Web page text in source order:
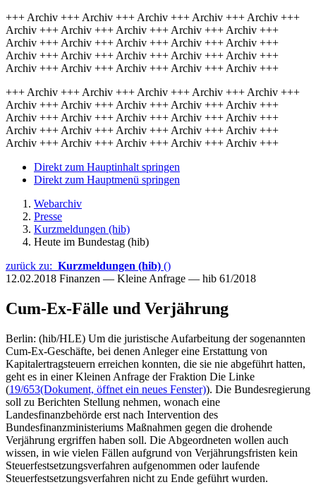
+++ Archiv +++ Archiv +++ Archiv +++ Archiv +++ Archiv +++
Archiv +++ Archiv +++ Archiv +++ Archiv +++ Archiv +++
Archiv +++ Archiv +++ Archiv +++ Archiv +++ Archiv +++
Archiv +++ Archiv +++ Archiv +++ Archiv +++ Archiv +++
Archiv +++ Archiv +++ Archiv +++ Archiv +++ Archiv +++
+++ Archiv +++ Archiv +++ Archiv +++ Archiv +++ Archiv +++
Archiv +++ Archiv +++ Archiv +++ Archiv +++ Archiv +++
Archiv +++ Archiv +++ Archiv +++ Archiv +++ Archiv +++
Archiv +++ Archiv +++ Archiv +++ Archiv +++ Archiv +++
Archiv +++ Archiv +++ Archiv +++ Archiv +++ Archiv +++
Direkt zum Hauptinhalt springen
Direkt zum Hauptmenü springen
Webarchiv
Presse
Kurzmeldungen (hib)
Heute im Bundestag (hib)
zurück zu: Kurzmeldungen (hib) ()
12.02.2018 Finanzen — Kleine Anfrage — hib 61/2018
Cum-Ex-Fälle und Verjährung
Berlin: (hib/HLE) Um die juristische Aufarbeitung der sogenannten
Cum-Ex-Geschäfte, bei denen Anleger eine Erstattung von
Kapitalertragsteuern erreichen konnten, die sie nie abgeführt hatten,
geht es in einer Kleinen Anfrage der Fraktion Die Linke
(19/653(Dokument, öffnet ein neues Fenster)). Die Bundesregierung
soll zu Berichten Stellung nehmen, wonach eine
Landesfinanzbehörde erst nach Intervention des
Bundesfinanzministeriums Maßnahmen gegen die drohende
Verjährung ergriffen haben soll. Die Abgeordneten wollen auch
wissen, in wie vielen Fällen aufgrund von Verjährungsfristen kein
Steuerfestsetzungsverfahren aufgenommen oder laufende
Steuerfestsetzungsverfahren nicht zu Ende geführt wurden.